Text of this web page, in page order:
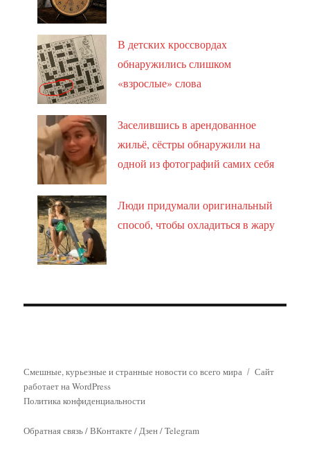
В детских кроссвордах
обнаружились слишком
«взрослые» слова
Заселившись в арендованное
жильё, сёстры обнаружили на
одной из фотографий самих себя
Люди придумали оригинальный
способ, чтобы охладиться в жару
Смешные, курьезные и странные новости со всего мира
Сайт
работает на WordPress
Политика конфиденциальности
Обратная связь/ВКонтакте/Дзен/Telegram